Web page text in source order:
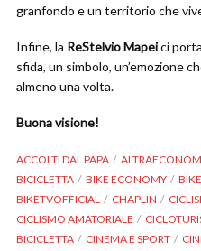
granfondo e un territorio che
Infine, la ReStelvio Mapeici
sfida, un simbolo, un’emozione
almeno una volta.
Buona visione!
ACCOLTI DAL PAPA
BICICLETTA
BIKE ECONOMY
BIKETVOFFICIAL
CHAPLIN
CICLISMO AMATORIALE
BICICLETTA
CINEMA E SPORT